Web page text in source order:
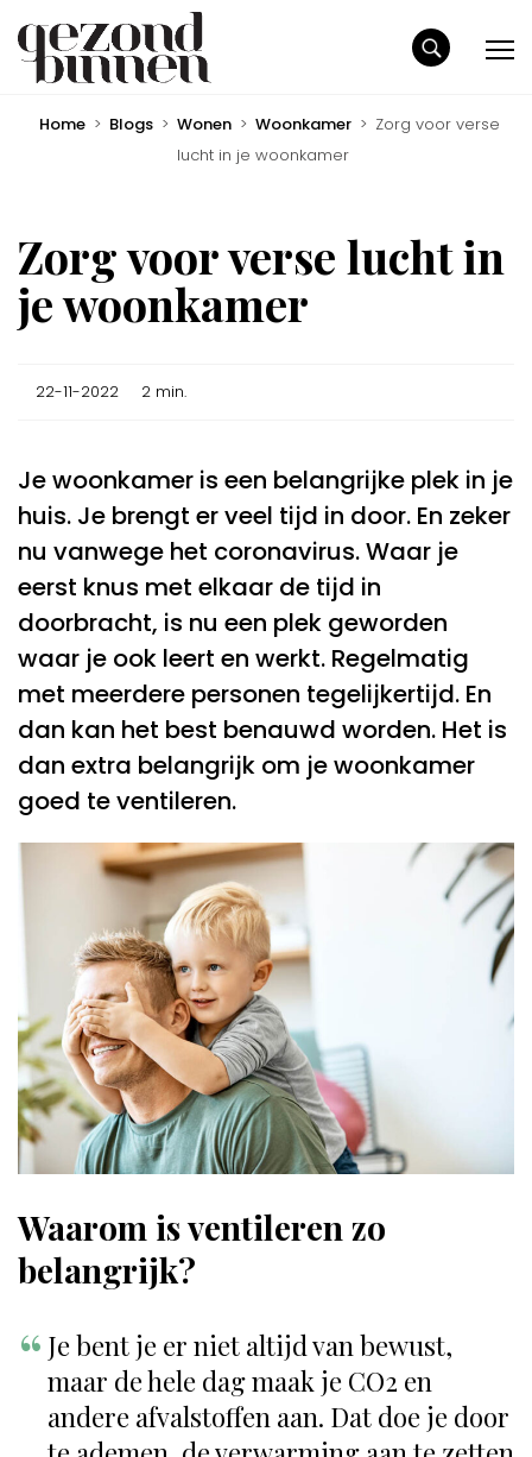
Home > Blogs > Wonen > Woonkamer > Zorg voor verse
lucht in je woonkamer
Zorg voor verse lucht in
je woonkamer
22-11-2022 2 min.
Je woonkamer is een belangrijke plek in je
huis. Je brengt er veel tijd in door. En zeker
nu vanwege het coronavirus. Waar je
eerst knus met elkaar de tijd in
doorbracht, is nu een plek geworden
waar je ook leert en werkt. Regelmatig
met meerdere personen tegelijkertijd. En
dan kan het best benauwd worden. Het is
dan extra belangrijk om je woonkamer
goed te ventileren.
Waarom is ventileren zo
belangrijk?
Je bent je er niet altijd van bewust,
maar de hele dag maak je CO2 en
andere afvalstoffen aan. Dat doe je door